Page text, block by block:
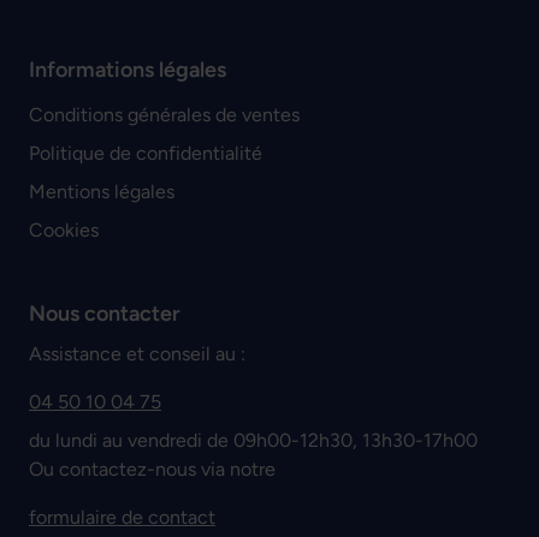
Informations légales
Conditions générales de ventes
Politique de confidentialité
Mentions légales
Cookies
Nous contacter
Assistance et conseil au :
04 50 10 04 75
du lundi au vendredi de 09h00-12h30, 13h30-17h00
Ou contactez-nous via notre
formulaire de contact